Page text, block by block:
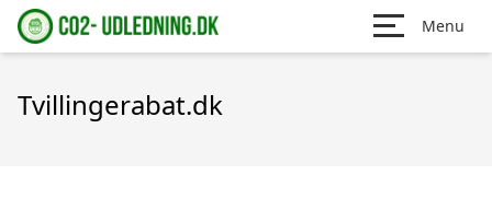
Menu
Tvillingerabat.dk